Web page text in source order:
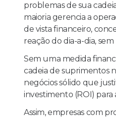
problemas de sua
maioria gerencia a
de vista financeiro,
reação do dia-a-dia,
Sem uma medida
cadeia de suprimentos
negócios sólido que
investimento (ROI) para
Assim, empresas com